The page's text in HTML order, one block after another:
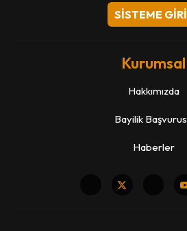
SİSTEME
Kurumsal
Hakkımızda
Bayilik
Haberler